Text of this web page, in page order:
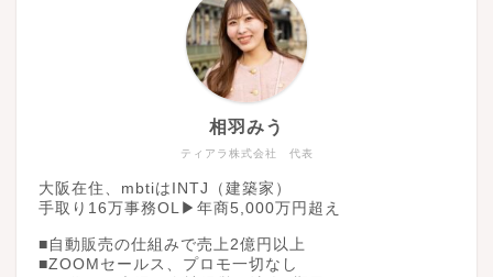
ティアラ株式会社 代表
相羽みう
大阪在住、mbtiはINTJ（建築家）
手取り16万事務OL▶︎年商5,000万円超え
■自動販売の仕組みで売上2億円以上
■ZOOMセールス、プロモ一切なし